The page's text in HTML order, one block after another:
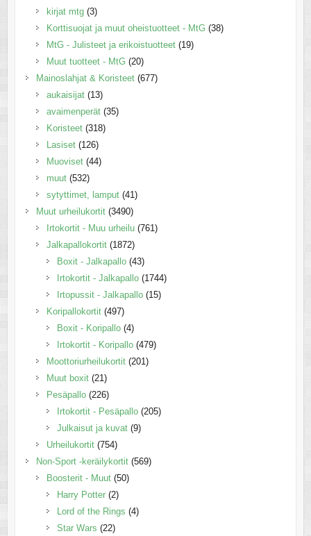
kirjat mtg (3)
Korttisuojat ja muut oheistuotteet - MtG (38)
MtG - Julisteet ja erikoistuotteet (19)
Muut tuotteet - MtG (20)
Mainoslahjat & Koristeet (677)
aukaisijat (13)
avaimenperät (35)
Koristeet (318)
Lasiset (126)
Muoviset (44)
muut (532)
sytyttimet, lamput (41)
Muut urheilukortit (3490)
Irtokortit - Muu urheilu (761)
Jalkapallokortit (1872)
Boxit - Jalkapallo (43)
Irtokortit - Jalkapallo (1744)
Irtopussit - Jalkapallo (15)
Koripallokortit (497)
Boxit - Koripallo (4)
Irtokortit - Koripallo (479)
Moottoriurheilukortit (201)
Muut boxit (21)
Pesäpallo (226)
Irtokortit - Pesäpallo (205)
Julkaisut ja kuvat (9)
Urheilukortit (754)
Non-Sport -keräilykortit (569)
Boosterit - Muut (50)
Harry Potter (2)
Lord of the Rings (4)
Star Wars (22)